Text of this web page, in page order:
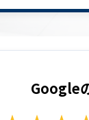
Google